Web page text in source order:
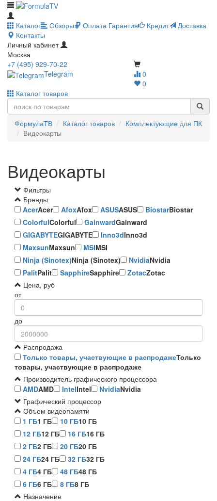
Каталог Обзоры Оплата Гарантия Кредит
Доставка
Контакты
Личный кабинет
Москва
0
0
+7 (495) 929-70-22
Telegram
Каталог товаров
ФормулаТВ Каталог товаров
Комплектующие для ПК
Видеокарты
Видеокарты
Фильтры
Бренды
AcerAcer AfoxAfox ASUSASUS BiostarBiostar
ColorfulColorful GainwardGainward
GIGABYTEGIGABYTE Inno3dInno3d
MaxsunMaxsun MSIMSI
Ninja (Sinotex)Ninja (Sinotex) NvidiaNvidia
PalitPalit SapphireSapphire ZotacZotac
Цена, руб
от
до
Распродажа
Только товары, участвующие в распродажеТолько
товары, участвующие в распродаже
Производитель графического процессора
AMDAMD IntelIntel NvidiaNvidia
Графический процессор
Объем видеопамяти
1 ГБ1 ГБ 10 ГБ10 ГБ
12 ГБ12 ГБ 16 ГБ16 ГБ
2 ГБ2 ГБ 20 ГБ20 ГБ
24 ГБ24 ГБ 32 ГБ32 ГБ
4 ГБ4 ГБ 48 ГБ48 ГБ
6 ГБ6 ГБ 8 ГБ8 ГБ
Назначение